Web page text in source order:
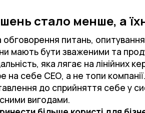
стало менше, а
питань,
мають бути зваженими та
яка лягає на лінійних
на себе СЕО, а не топи
до сприйняття себе у
вигодами.